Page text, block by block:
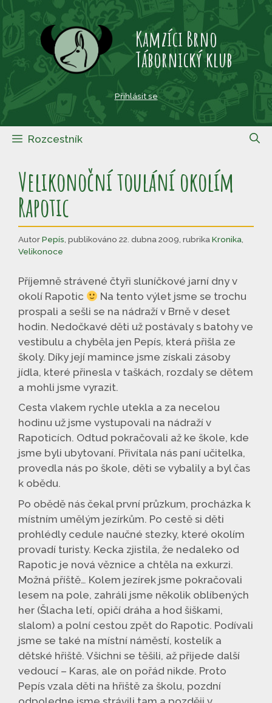
Přeskočit
obsah
Kamzíci Brno
Tábornický klub
Přihlásit se
Rozcestník
Velikonoční toulání okolím
Rapotic
AutorPepís publikováno 22. dubna 2009 rubrika Kronika
Velikonoce
Příjemně strávené čtyři sluníčkové jarní dny v
okolí Rapotic
Na tento výlet jsme se trochu
prospali a sešli se na nádraží v Brně v deset
hodin. Nedočkavé děti už postávaly s batohy ve
vestibulu a chyběla jen Pepís, která přišla ze
školy. Díky její mamince jsme získali zásoby
jídla, které přinesla v taškách, rozdaly se dětem
a mohli jsme vyrazit.
Cesta vlakem rychle utekla a za necelou
hodinu už jsme vystupovali na nádraží v
Rapoticích. Odtud pokračovali až ke škole, kde
jsme byli ubytovaní. Přivítala nás paní učitelka,
provedla nás po škole, děti se vybalily a byl čas
k obědu.
Po obědě nás čekal první průzkum, procházka k
místním umělým jezírkům. Po cestě si děti
prohlédly cedule naučné stezky, které okolím
provadí turisty. Kecka zjistila, že nedaleko od
Rapotic je nová věznice a chtěla na exkurzi.
Možná příště… Kolem jezírek jsme pokračovali
lesem na pole, zahráli jsme několik oblíbených
her (Šlacha letí, opičí dráha a hod šiškami,
slalom) a polní cestou zpět do Rapotic. Podívali
jsme se také na místní náměstí, kostelík a
dětské hřiště. Všichni se těšili, až přijede další
vedoucí – Karas, ale on pořád nikde. Proto
Pepís vzala děti na hřiště za školu, pozdní